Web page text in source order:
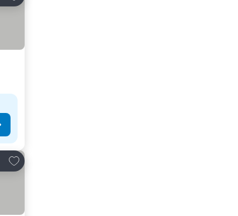
Agregar a favoritos